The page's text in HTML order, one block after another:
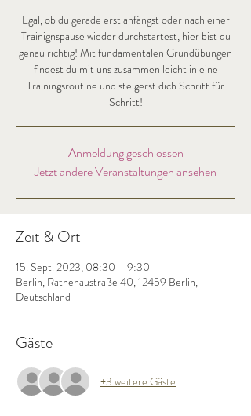
Egal, ob du gerade erst anfängst oder nach einer
Trainignspause wieder durchstartest, hier bist du
genau richtig! Mit fundamentalen Grundübungen
findest du mit uns zusammen leicht in eine
Trainingsroutine und steigerst dich Schritt für
Schritt!
Anmeldung geschlossen
Jetzt andere Veranstaltungen ansehen
Zeit & Ort
15. Sept. 2023, 08:30 – 9:30
Berlin, Rathenaustraße 40, 12459 Berlin,
Deutschland
Gäste
+3 weitere Gäste